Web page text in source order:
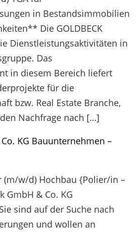
in Bestandsimmobilien
Die GOLDBECK
Dienstleistungsaktivitäten in
Das
in diesem Bereich liefert
für die
bzw. Real Estate Branche,
Nachfrage nach […]
KG Bauunternehmen –
(m/w/d) Hochbau {Polier/in –
GmbH & Co. KG
sind auf der Suche nach
und wollen an